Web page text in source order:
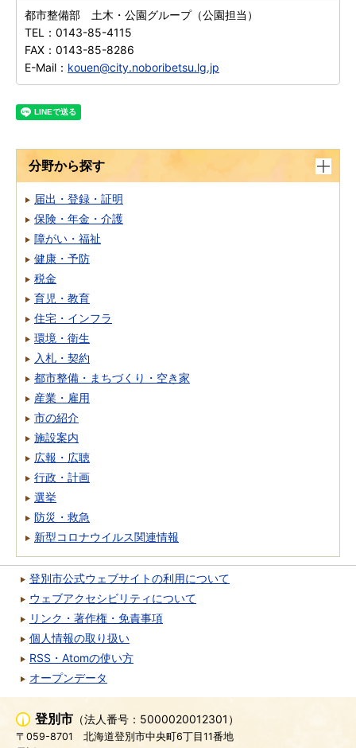
都市整備部 土木・公園グループ（公園担当）
TEL： 0143-85-4115
FAX： 0143-85-8286
E-Mail： kouen@city.noboribetsu.lg.jp
分野から探す
届出・登録・証明
保険・年金・介護
障がい・福祉
健康・予防
税金
育児・教育
住宅・インフラ
環境・衛生
入札・契約
都市整備・まちづくり・空き家
産業・雇用
市の紹介
施設案内
広報・広聴
行政・計画
選挙
防災・救急
新型コロナウイルス関連情報
登別市公式ウェブサイトの利用について
ウェブアクセシビリティについて
リンク・著作権・免責事項
個人情報の取り扱い
RSS・Atomの使い方
オープンデータ
登別市 （法人番号：5000020012301）
〒059-8701
北海道登別市中央町6丁目11番地